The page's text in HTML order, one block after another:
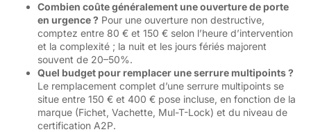
Combien coûte généralement une ouverture de porte
en urgence ? Pour une ouverture non destructive,
comptez entre 80 € et 150 € selon l’heure d’intervention
et la complexité ; la nuit et les jours fériés majorent
souvent de 20–50%.
Quel budget pour remplacer une serrure multipoints ?
Le remplacement complet d’une serrure multipoints se
situe entre 150 € et 400 € pose incluse, en fonction de la
marque (Fichet, Vachette, Mul-T-Lock) et du niveau de
certification A2P.